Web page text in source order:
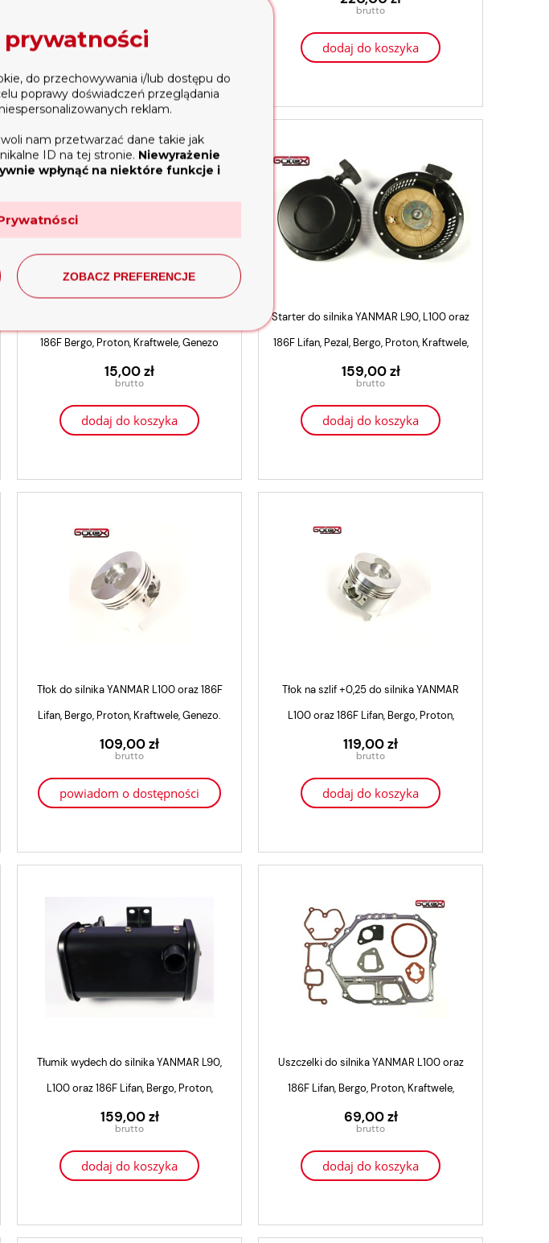
GLEBOGRYZARKA SPALINOWA
HOLIDA WM900M-3 ZESTAW GIGANT
+ KOSIARKA
4 899,00 zł
4 299,00 zł
dodaj do koszyka
Glebogryzarka Spalinowa Weima
WMX620
4 499,00 zł
3 799,00 zł
powiadom o dostępności
dodaj do koszyka dodaj do koszyka
186F Bergo, Proton, Kraftwele, Genezo
15,00 zł
dodaj do koszyka
Starter do silnika YANMAR L90, L100 oraz
186F Lifan, Pezal, Bergo, Proton, Kraftwele,
Genezo
159,00 zł
dodaj do koszyka
Tłok do silnika YANMAR L100 oraz 186F
Lifan, Bergo, Proton, Kraftwele, Genezo.
109,00 zł
powiadom o dostępności
Tłok na szlif +0,25 do silnika YANMAR
L100 oraz 186F Lifan, Bergo, Proton,
Kraftwele, Genezo.
119,00 zł
dodaj do koszyka
Tłumik wydech do silnika YANMAR L90,
L100 oraz 186F Lifan, Bergo, Proton,
Kraftwele, Genezo
159,00 zł
dodaj do koszyka
Uszczelki do silnika YANMAR L100 oraz
186F Lifan, Bergo, Proton, Kraftwele,
Genezo.
69,00 zł
dodaj do koszyka
do przechowywania i/lub dostępu do
poprawy doświadczeń przeglądania
reklam.
nam przetwarzać dane takie jak
ID na tej stronie. Niewyrażenie
wpłynąć na niektóre funkcje i
ZOBACZ PREFERENCJE